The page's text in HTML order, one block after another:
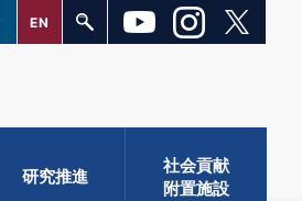
EN
研究推進
社会貢献
附置施設